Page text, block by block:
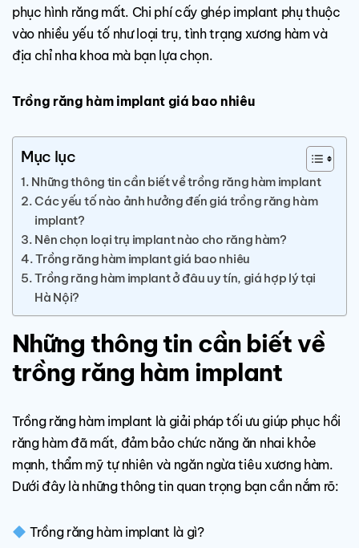
phục hình răng mất. Chi phí cấy ghép implant phụ thuộc
vào nhiều yếu tố như loại trụ, tình trạng xương hàm và
địa chỉ nha khoa mà bạn lựa chọn.
Trồng răng hàm implant giá bao nhiêu
Mục lục
Những thông tin cần biết về trồng răng hàm implant
Các yếu tố nào ảnh hưởng đến giá trồng răng hàm
implant?
Nên chọn loại trụ implant nào cho răng hàm?
Trồng răng hàm implant giá bao nhiêu
Trồng răng hàm implant ở đâu uy tín, giá hợp lý tại
Hà Nội?
Những thông tin cần biết về
trồng răng hàm implant
Trồng răng hàm implant là giải pháp tối ưu giúp phục hồi
răng hàm đã mất, đảm bảo chức năng ăn nhai khỏe
mạnh, thẩm mỹ tự nhiên và ngăn ngừa tiêu xương hàm.
Dưới đây là những thông tin quan trọng bạn cần nắm rõ:
Trồng răng hàm implant là gì?